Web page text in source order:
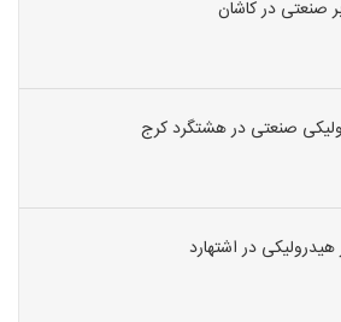
صنعتی در کاشان
صنعتی در هشتگرد کرج
هیدرولیکی در اشتهارد